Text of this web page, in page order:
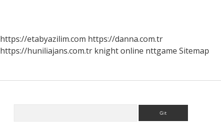
https://etabyazilim.com https://danna.com.tr
https://huniliajans.com.tr knight online nttgame Sitemap